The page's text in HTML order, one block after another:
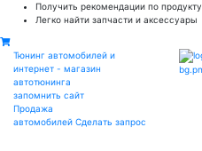
Получить рекомендации по продукту
Легко найти запчасти и аксессуары
Тюнинг автомобилей и
интернет - магазин
автотюнинга
запомнить сайт
Продажа
автомобилей Сделать запрос